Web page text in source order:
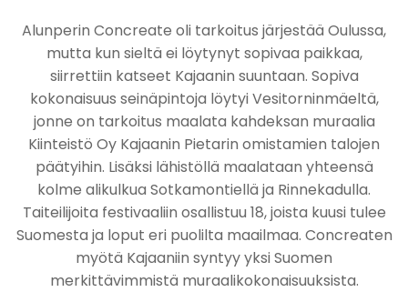
Alunperin Concreate oli tarkoitus järjestää Oulussa,
mutta kun sieltä ei löytynyt sopivaa paikkaa,
siirrettiin katseet Kajaanin suuntaan. Sopiva
kokonaisuus seinäpintoja löytyi Vesitorninmäeltä,
jonne on tarkoitus maalata kahdeksan muraalia
Kiinteistö Oy Kajaanin Pietarin omistamien talojen
päätyihin. Lisäksi lähistöllä maalataan yhteensä
kolme alikulkua Sotkamontiellä ja Rinnekadulla.
Taiteilijoita festivaaliin osallistuu 18, joista kuusi tulee
Suomesta ja loput eri puolilta maailmaa. Concreaten
myötä Kajaaniin syntyy yksi Suomen
merkittävimmistä muraalikokonaisuuksista.